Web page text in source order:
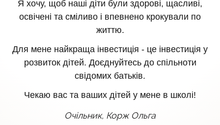
Я хочу, щоб наші діти були здорові, щасливі,
освічені та сміливо і впевнено крокували по
життю.
Для мене найкраща інвестиція - це інвестиція у
розвиток дітей. Доєднуйтесь до спільноти
свідомих батьків.
Чекаю вас та ваших дітей у мене в школі!
Очільник, Корж Ольга